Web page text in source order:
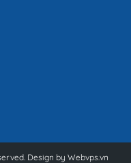
Design by Webvps.vn